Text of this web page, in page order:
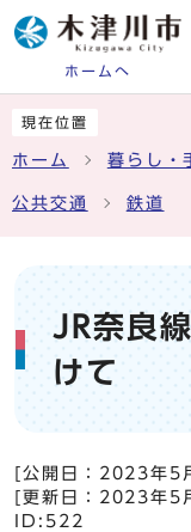
ホームへ
現在位置
ホーム 暮らし・
公共交通 鉄道
JR奈良
けて
[公開日： 2023年5
[更新日： 2023年5
ID:522